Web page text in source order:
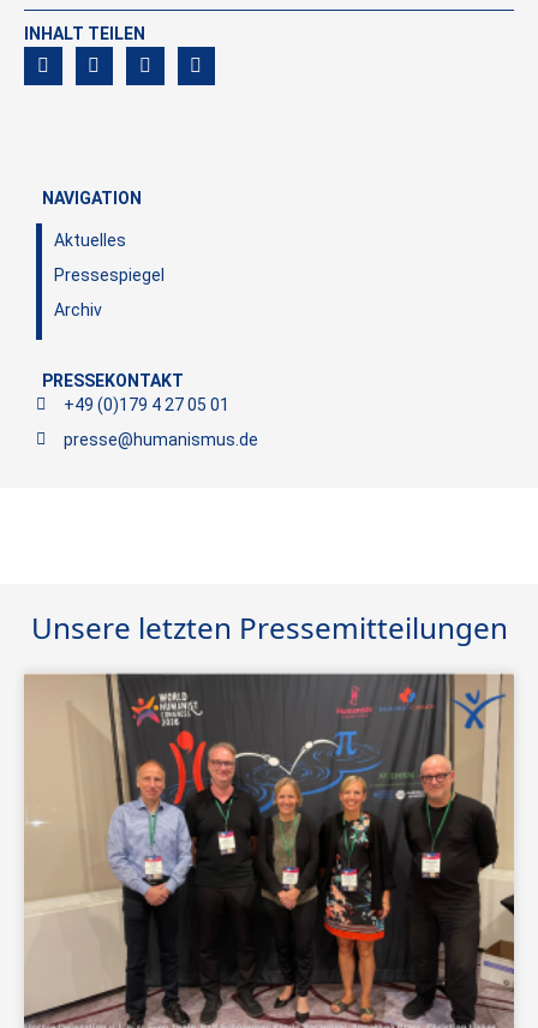
NAVIGATION
Aktuelles
Pressespiegel
Archiv
PRESSEKONTAKT
+49 (0)179 4 27 05 01
presse@humanismus.de
INHALT TEILEN
Unsere letzten Pressemitteilungen